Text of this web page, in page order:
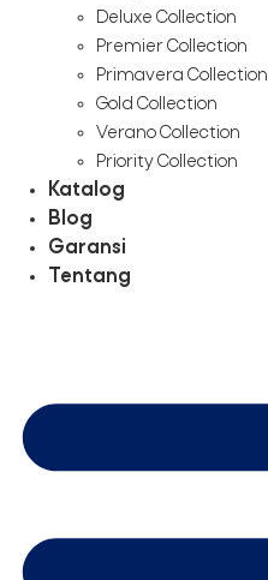
Deluxe Collection
Premier Collection
Primavera Collection
Gold Collection
Verano Collection
Priority Collection
Katalog
Blog
Garansi
Tentang